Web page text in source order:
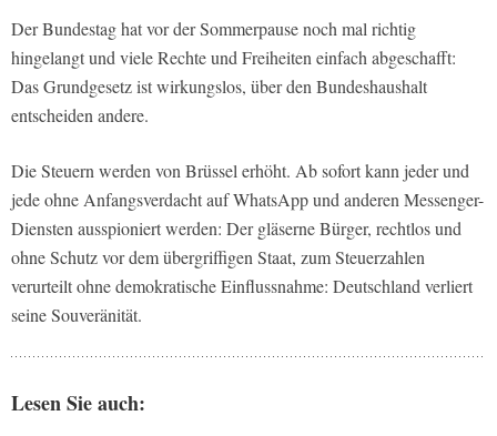
Der Bundestag hat vor der Sommerpause noch mal richtig
hingelangt und viele Rechte und Freiheiten einfach abgeschafft:
Das Grundgesetz ist wirkungslos, über den Bundeshaushalt
entscheiden andere.
Die Steuern werden von Brüssel erhöht. Ab sofort kann jeder und
jede ohne Anfangsverdacht auf WhatsApp und anderen Messenger-
Diensten ausspioniert werden: Der gläserne Bürger, rechtlos und
ohne Schutz vor dem übergriffigen Staat, zum Steuerzahlen
verurteilt ohne demokratische Einflussnahme: Deutschland verliert
seine Souveränität.
Lesen Sie auch: